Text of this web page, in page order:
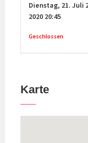
Dienstag, 21. Juli
2020 20:45
Geschlossen
Karte